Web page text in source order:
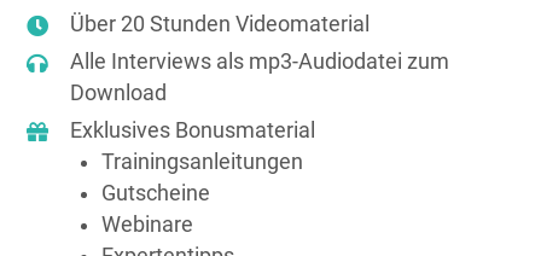
Über 20 Stunden Videomaterial
Alle Interviews als mp3-Audiodatei zum
Download
Exklusives Bonusmaterial
Trainings­anleitungen
Gutscheine
Webinare